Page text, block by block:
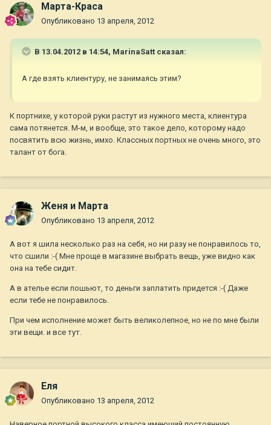
Марта-Краса
Опубликовано 13 апреля, 2012
В 13.04.2012 в 14:54, MarinaSatt сказал:
А где взять клиентуру, не занимаясь этим?
К портнихе, у которой руки растут из нужного места, клиентура
сама потянется. М-м, и вообще, это такое дело, которому надо
посвятить всю жизнь, имхо. Классных портных не очень много, это
талант от бога.
Женя и Марта
Опубликовано 13 апреля, 2012
А вот я шила несколько раз на себя, но ни разу не понравилось то,
что сшили :-( Мне проще в магазине выбрать вещь, уже видно как
она на тебе сидит.
А в ателье если пошьют, то деньги заплатить придется :-( Даже
если тебе не понравилось.
При чем исполнение может быть великолепное, но не по мне были
эти вещи. и все тут.
Еля
Опубликовано 13 апреля, 2012